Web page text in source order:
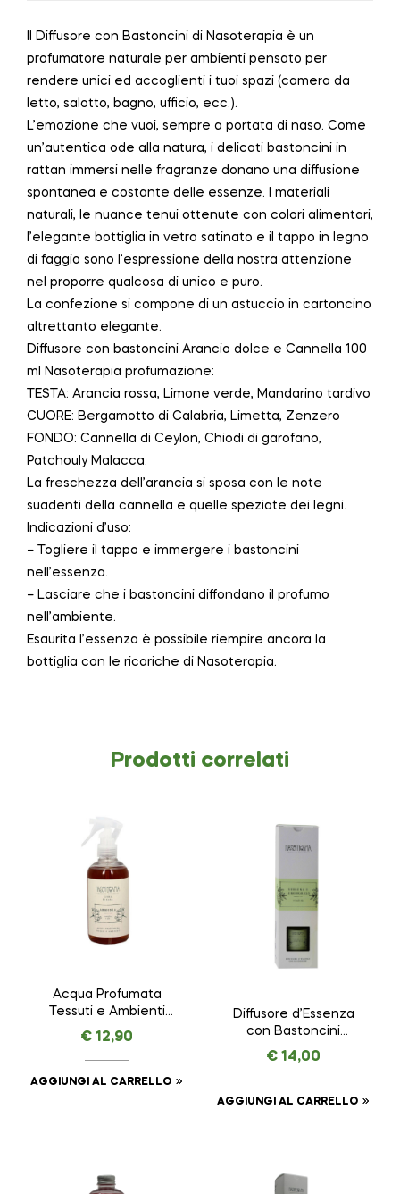
Il Diffusore con Bastoncini di Nasoterapia è un
profumatore naturale per ambienti pensato per
rendere unici ed accoglienti i tuoi spazi (camera da
letto, salotto, bagno, ufficio, ecc.).
L’emozione che vuoi, sempre a portata di naso. Come
un’autentica ode alla natura, i delicati bastoncini in
rattan immersi nelle fragranze donano una diffusione
spontanea e costante delle essenze. I materiali
naturali, le nuance tenui ottenute con colori alimentari,
l’elegante bottiglia in vetro satinato e il tappo in legno
di faggio sono l’espressione della nostra attenzione
nel proporre qualcosa di unico e puro.
La confezione si compone di un astuccio in cartoncino
altrettanto elegante.
Diffusore con bastoncini Arancio dolce e Cannella 100
ml Nasoterapia profumazione:
TESTA: Arancia rossa, Limone verde, Mandarino tardivo
CUORE: Bergamotto di Calabria, Limetta, Zenzero
FONDO: Cannella di Ceylon, Chiodi di garofano,
Patchouly Malacca.
La freschezza dell’arancia si sposa con le note
suadenti della cannella e quelle speziate dei legni.
Indicazioni d’uso:
– Togliere il tappo e immergere i bastoncini
nell’essenza.
– Lasciare che i bastoncini diffondano il profumo
nell’ambiente.
Esaurita l’essenza è possibile riempire ancora la
bottiglia con le ricariche di Nasoterapia.
Prodotti correlati
Acqua Profumata
Tessuti e Ambienti
(Sacchettino Incluso)
Vaniglia e Sale –
Armonia –
NASOTERAPIA da 250
€ 12,90
AGGIUNGI AL CARRELLO
Diffusore d’Essenza
con Bastoncini
Verbena e
Lemongrass –
Vitalità –
NASOTERAPIA da 100
€ 14,00
AGGIUNGI AL CARRELLO